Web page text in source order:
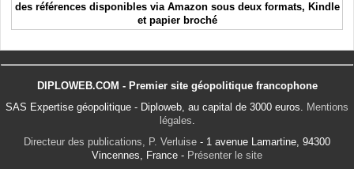
des références disponibles via Amazon sous deux formats, Kindle
et papier broché
DIPLOWEB.COM - Premier site géopolitique francophone
SAS Expertise géopolitique - Diploweb, au capital de 3000 euros. Mentions
légales.
Directeur des publications, P. Verluise - 1 avenue Lamartine, 94300
Vincennes, France - Présenter le site